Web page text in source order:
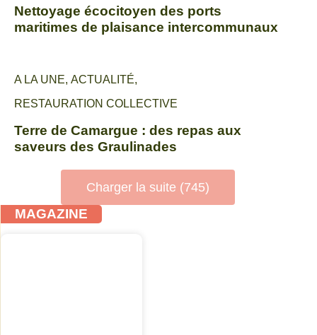
Nettoyage écocitoyen des ports
maritimes de plaisance intercommunaux
A LA UNE, ACTUALITÉ,
RESTAURATION COLLECTIVE
Terre de Camargue : des repas aux
saveurs des Graulinades
Charger la suite (745)
MAGAZINE